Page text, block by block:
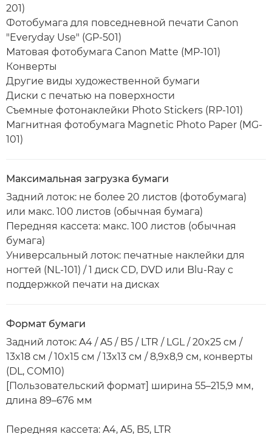
201)
Фотобумага для повседневной печати Canon
"Everyday Use" (GP-501)
Матовая фотобумага Canon Matte (MP-101)
Конверты
Другие виды художественной бумаги
Диски с печатью на поверхности
Съемные фотонаклейки Photo Stickers (RP-101)
Магнитная фотобумага Magnetic Photo Paper (MG-
101)
Максимальная загрузка бумаги
Задний лоток: не более 20 листов (фотобумага)
или макс. 100 листов (обычная бумага)
Передняя кассета: макс. 100 листов (обычная
бумага)
Универсальный лоток: печатные наклейки для
ногтей (NL-101) / 1 диск CD, DVD или Blu-Ray с
поддержкой печати на дисках
Формат бумаги
Задний лоток: A4 / A5 / B5 / LTR / LGL / 20x25 см /
13x18 см / 10x15 см / 13x13 см / 8,9x8,9 см, конверты
(DL, COM10)
[Пользовательский формат] ширина 55–215,9 мм,
длина 89–676 мм
Передняя кассета: A4, A5, B5, LTR